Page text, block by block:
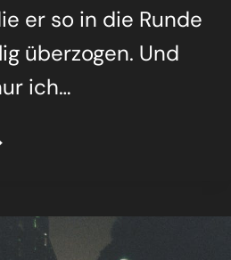
er so in die Run­de
über­zo­gen. Und
ich…